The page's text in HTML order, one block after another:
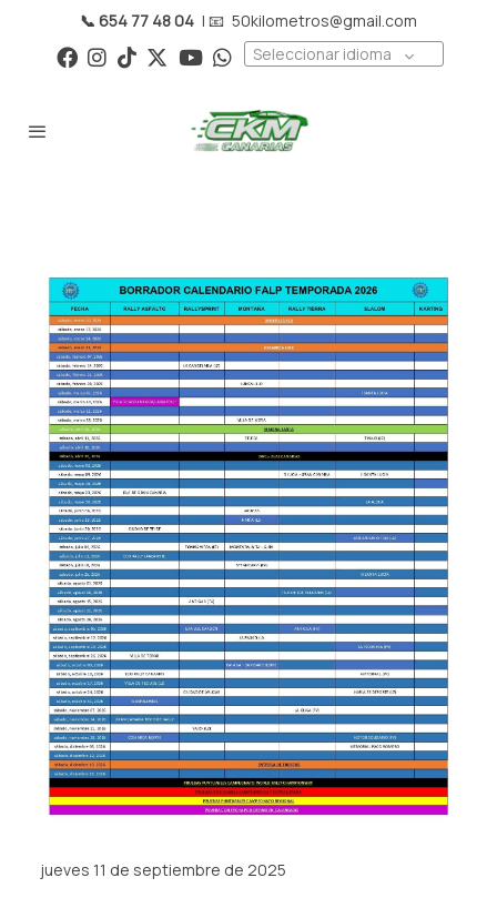
📞 654 77 48 04 | 📧 50kilometros@gmail.com
Seleccionar idioma
jueves 11 de septiembre de 2025